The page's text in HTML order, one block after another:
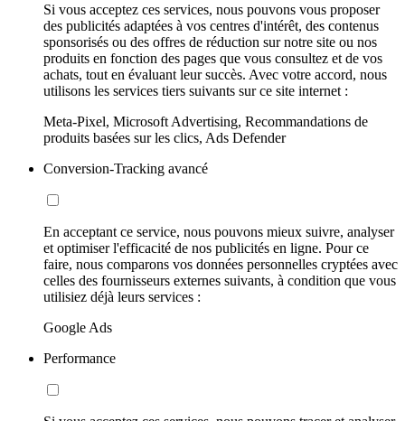
Si vous acceptez ces services, nous pouvons vous proposer
des publicités adaptées à vos centres d'intérêt, des contenus
sponsorisés ou des offres de réduction sur notre site ou nos
produits en fonction des pages que vous consultez et de vos
achats, tout en évaluant leur succès. Avec votre accord, nous
utilisons les services tiers suivants sur ce site internet :
Meta-Pixel, Microsoft Advertising, Recommandations de
produits basées sur les clics, Ads Defender
Conversion-Tracking avancé
En acceptant ce service, nous pouvons mieux suivre, analyser
et optimiser l'efficacité de nos publicités en ligne. Pour ce
faire, nous comparons vos données personnelles cryptées avec
celles des fournisseurs externes suivants, à condition que vous
utilisiez déjà leurs services :
Google Ads
Performance